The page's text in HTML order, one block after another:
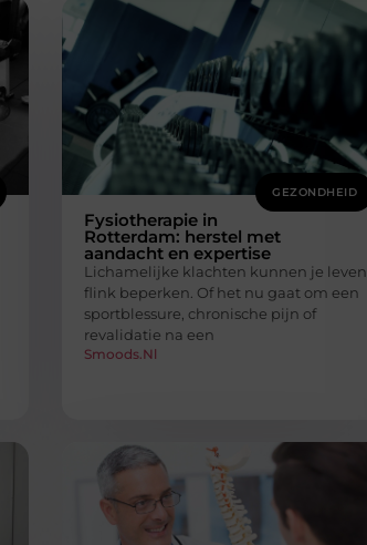
GEZONDHEID
Fysiotherapie in
Rotterdam: herstel met
aandacht en expertise
Lichamelijke klachten kunnen je leven
flink beperken. Of het nu gaat om een
sportblessure, chronische pijn of
revalidatie na een
Smoods.nl